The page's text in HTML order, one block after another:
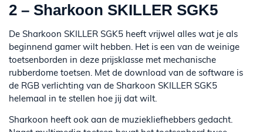
2 – Sharkoon SKILLER SGK5
De Sharkoon SKILLER SGK5 heeft vrijwel alles wat je als
beginnend gamer wilt hebben. Het is een van de weinige
toetsenborden in deze prijsklasse met mechanische
rubberdome toetsen. Met de download van de software is
de RGB verlichting van de Sharkoon SKILLER SGK5
helemaal in te stellen hoe jij dat wilt.
Sharkoon heeft ook aan de muziekliefhebbers gedacht.